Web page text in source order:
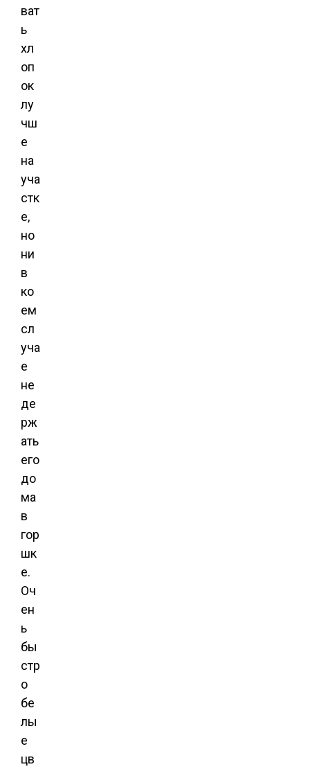
ват
ь
хл
оп
ок
лу
чш
е
на
уча
стк
е,
но
ни
в
ко
ем
сл
уча
е
не
де
рж
ать
его
до
ма
в
гор
шк
е.
Оч
ен
ь
бы
стр
о
бе
лы
е
цв